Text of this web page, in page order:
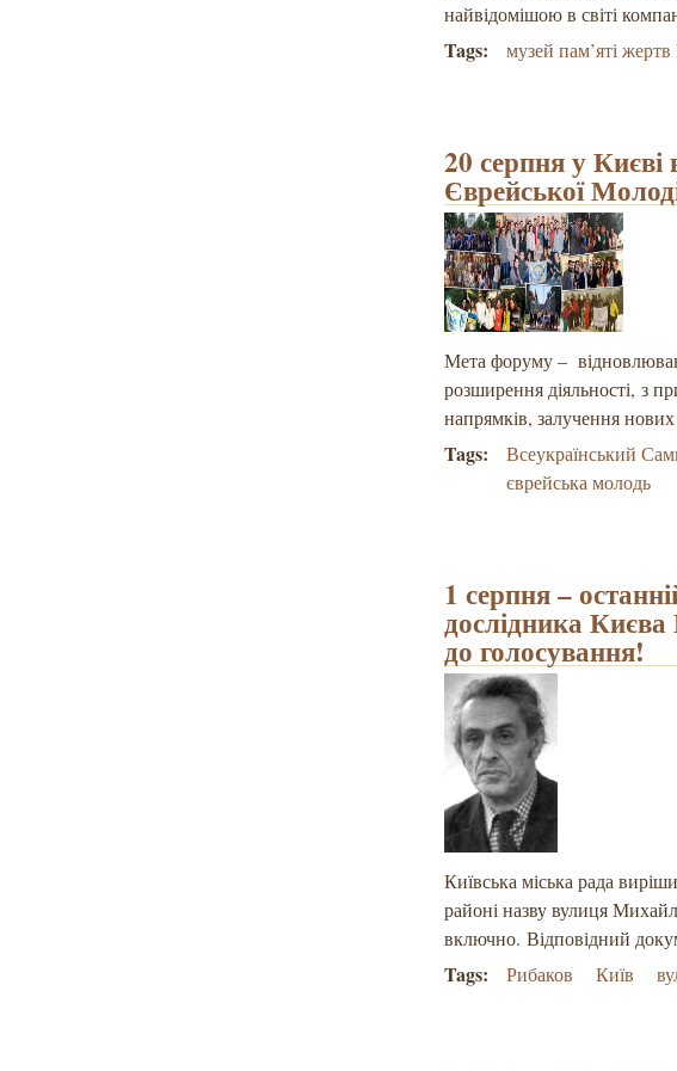
найвідомішою в світі
Tags: музей пам’яті
20 серпня у Києві
Єврейської
Мета форуму –
розширення діяльності, з
напрямків, залучення
Tags: Всеукраїнський
єврейська молодь
1 серпня –
дослідника
до голосування!
Київська міська рада
районі назву вулиця
включно. Відповідний
Tags: Рибаков Київ